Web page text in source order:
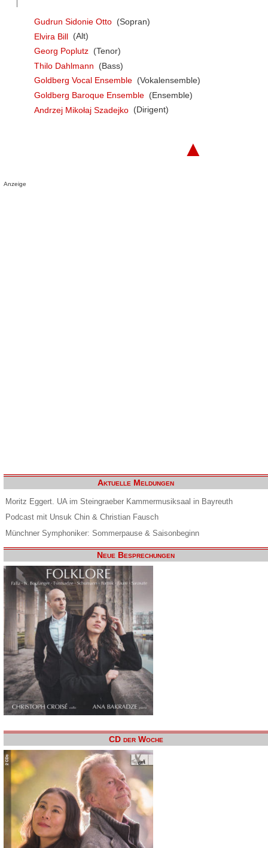
Gudrun Sidonie Otto (Sopran)
Elvira Bill (Alt)
Georg Poplutz (Tenor)
Thilo Dahlmann
(Bass)
Goldberg Vocal Ensemble (Vokalensemble)
Goldberg Baroque Ensemble (Ensemble)
Andrzej Mikołaj Szadejko (Dirigent)
▲
Anzeige
Aktuelle Meldungen
Moritz Eggert. UA im Steingraeber Kammermusiksaal in Bayreuth
Podcast mit Unsuk Chin & Christian Fausch
Münchner Symphoniker: Sommerpause & Saisonbeginn
Neue Besprechungen
CD der Woche